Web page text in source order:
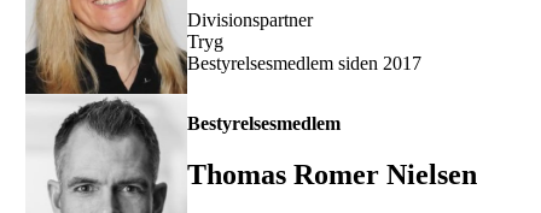
Divisionspartner
Tryg
Bestyrelsesmedlem siden 2017
Bestyrelsesmedlem
Thomas Romer Nielsen